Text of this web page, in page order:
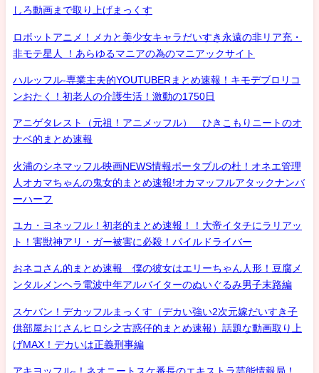
しろ動画まで取り上げまっくす
ロボットアニメ！メカと美少女キャラだいすき永遠の非リア充・
非モテ星人 ！あらゆるマニアの為のマニアックサイト
ハルッフル-専業主夫的YOUTUBERまとめ速報！キモデブロリコ
ンおたく！初老人の介護生活！激動の1750日
アニゲタレスト（元祖！アニメッフル） ひきこもりニートのオ
ナベ的まとめ速報
火浦のシネマッフル映画NEWS情報ポータブルの杜！オネエ管理
人オカマちゃんの鬼女的まとめ速報!オカマッフルアタックナンバ
ーハーフ
ユカ・ヨネッフル！初老的まとめ速報！！大帝イタチにラリアッ
ト！害獣神アリ・ガー被害に必殺！パイルドライバー
おネコさん的まとめ速報 僕の彼女はエリーちゃん人形！豆腐メ
ンタルメンヘラ電波中年アルバイターのぬいぐるみ男子末路編
スケバン！デカッフルまっくす（デカい強い2次元嫁だいすき子
供部屋おじさんヒロシ之古惑仔的まとめ速報）話題な動画取り上
げMAX！デカいは正義刑事編